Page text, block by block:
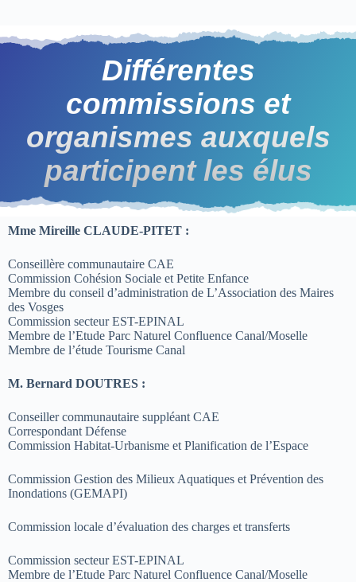
Différentes
commissions et
organismes auxquels
participent les élus
Mme Mireille CLAUDE-PITET :
Conseillère communautaire CAE
Commission Cohésion Sociale et Petite Enfance
Membre du conseil d’administration de L’Association des Maires
des Vosges
Commission secteur EST-EPINAL
Membre de l’Etude Parc Naturel Confluence Canal/Moselle
Membre de l’étude Tourisme Canal
M. Bernard DOUTRES :
Conseiller communautaire suppléant CAE
Correspondant Défense
Commission Habitat-Urbanisme et Planification de l’Espace
Commission Gestion des Milieux Aquatiques et Prévention des
Inondations (GEMAPI)
Commission locale d’évaluation des charges et transferts
Commission secteur EST-EPINAL
Membre de l’Etude Parc Naturel Confluence Canal/Moselle